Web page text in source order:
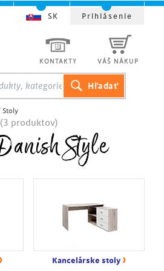
Stoly
(3 produktov)
Style
› Kancelárske stoly ›
KONTAKTY VÁŠ NÁKUP
SK Prihlásenie